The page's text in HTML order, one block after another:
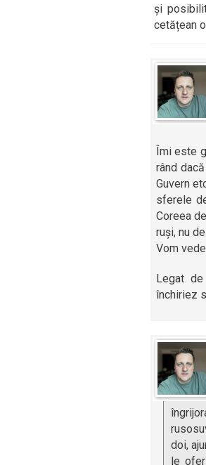
și
cetățean
Îmi este
rând
Guvern
sferele
Coreea
ruși, nu
Vom
Legat
închiriez
doi,
le